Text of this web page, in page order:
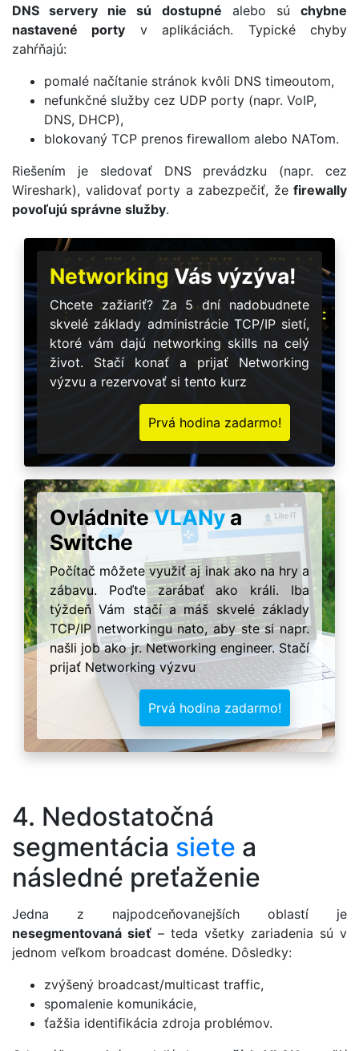
DNS servery nie sú dostupné alebo súchybne
nastavené porty v aplikáciách. Typické chyby
zahŕňajú:
pomalé načítanie stránok kvôli DNS timeoutom,
nefunkčné služby cez UDP porty (napr. VoIP,
DNS, DHCP),
blokovaný TCP prenos firewallom alebo NATom.
Riešením je sledovať DNS prevádzku (napr. cez
Wireshark), validovať porty a zabezpečiť, že firewally
povoľujú správne služby.
Networking Vás výzýva!
Chcete zažiariť? Za 5 dní nadobudnete
skvelé základy administrácie TCP/IP sietí,
ktoré vám dajú networking skills na celý
život. Stačí konať a prijať Networking
výzvu a rezervovať si tento kurz
Prvá hodina zadarmo!
OvládniteVLANya
Switche
Počítač môžete využiť aj inak ako na hry a
zábavu. Poďte zarábať ako králi. Iba
týždeň Vám stačí a máš skvelé základy
TCP/IP networkingu nato, aby ste si napr.
našli job ako jr. Networking engineer. Stačí
prijať Networking výzvu
Prvá hodina zadarmo!
4. Nedostatočná
segmentácia siete a
následné preťaženie
Jedna z najpodceňovanejších oblastí je
nesegmentovaná sieť – teda všetky zariadenia sú v
jednom veľkom broadcast doméne. Dôsledky:
zvýšený broadcast/multicast traffic,
spomalenie komunikácie,
ťažšia identifikácia zdroja problémov.